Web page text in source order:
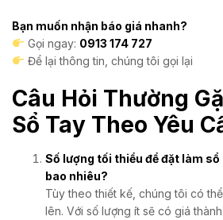
Bạn muốn nhận báo giá nhanh?
Gọi ngay: 0913 174 727
Để lại thông tin, chúng tôi gọi lại
Câu Hỏi Thường
Sổ Tay Theo Yêu
Số lượng tối thiểu để đặt làm
bao nhiêu?
Tùy theo thiết kế, chúng tôi có
lên. Với số lượng ít sẽ có giá